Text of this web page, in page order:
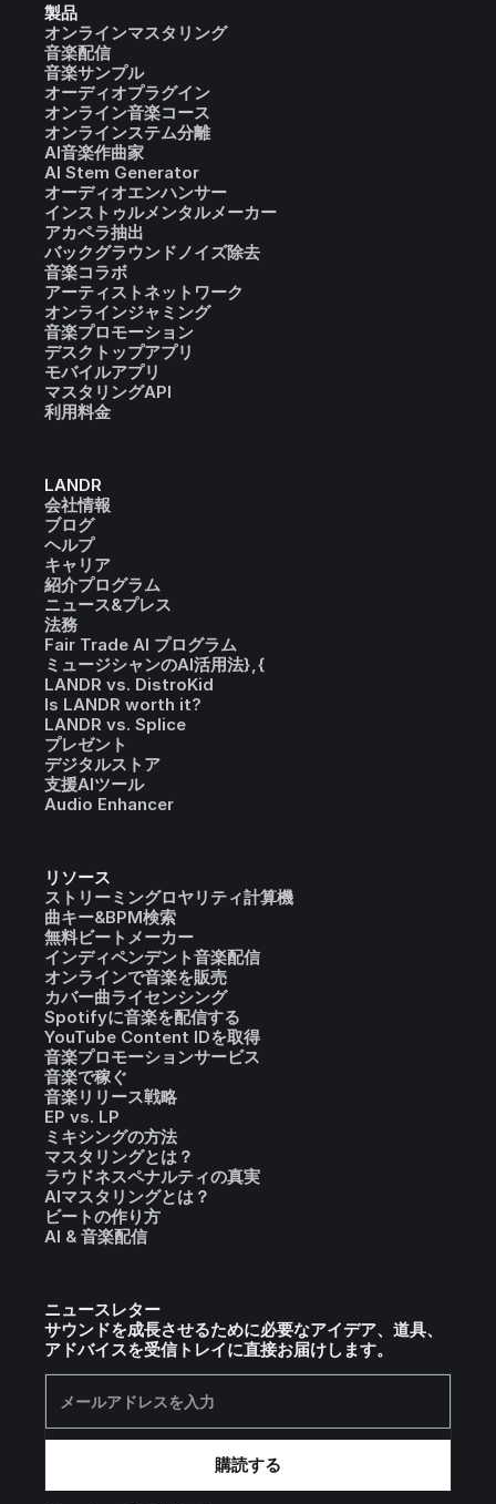
製品
オンラインマスタリング
音楽配信
音楽サンプル
オーディオプラグイン
オンライン音楽コース
オンラインステム分離
AI音楽作曲家
AI Stem Generator
オーディオエンハンサー
インストゥルメンタルメーカー
アカペラ抽出
バックグラウンドノイズ除去
音楽コラボ
アーティストネットワーク
オンラインジャミング
音楽プロモーション
デスクトップアプリ
モバイルアプリ
マスタリングAPI
利用料金
LANDR
会社情報
ブログ
ヘルプ
キャリア
紹介プログラム
ニュース&プレス
法務
Fair Trade AI プログラム
ミュージシャンのAI活用法},{
LANDR vs. DistroKid
Is LANDR worth it?
LANDR vs. Splice
プレゼント
デジタルストア
支援AIツール
Audio Enhancer
リソース
ストリーミングロヤリティ計算機
曲キー&BPM検索
無料ビートメーカー
インディペンデント音楽配信
オンラインで音楽を販売
カバー曲ライセンシング
Spotifyに音楽を配信する
YouTube Content IDを取得
音楽プロモーションサービス
音楽で稼ぐ
音楽リリース戦略
EP vs. LP
ミキシングの方法
マスタリングとは？
ラウドネスペナルティの真実
AIマスタリングとは？
ビートの作り方
AI & 音楽配信
ニュースレター
サウンドを成長させるために必要なアイデア、道具、
アドバイスを受信トレイに直接お届けします。